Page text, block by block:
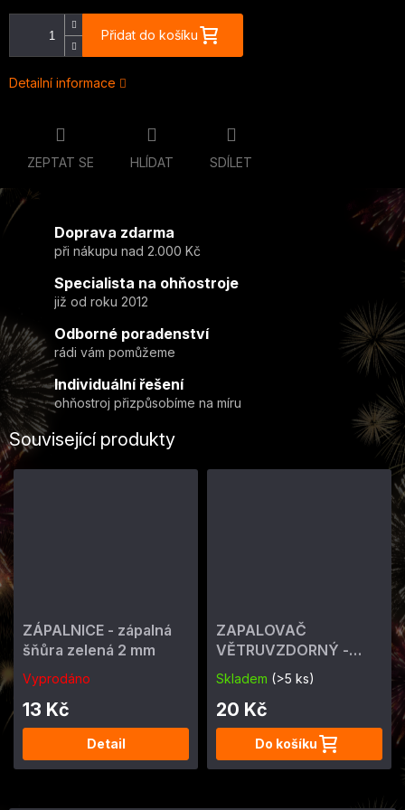
Přidat do košíku
Detailní informace
ZEPTAT SE HLÍDAT SDÍLET
Doprava zdarma
při nákupu nad 2.000 Kč
Specialista na ohňostroje
již od roku 2012
Odborné poradenství
rádi vám pomůžeme
Individuální řešení
ohňostroj přizpůsobíme na míru
Související produkty
ZÁPALNICE - zápalná
šňůra zelená 2 mm
Vyprodáno
13 Kč
Detail
ZAPALOVAČ
VĚTRUVZDORNÝ -
ohňostrojný 4 min
Skladem (>5 ks)
20 Kč
Do košíku